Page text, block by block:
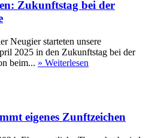
Zukunftstag bei der
Neugier starteten unsere
2025 in den Zukunftstag bei der
beim... » Weiterlesen
eigenes Zunftzeichen